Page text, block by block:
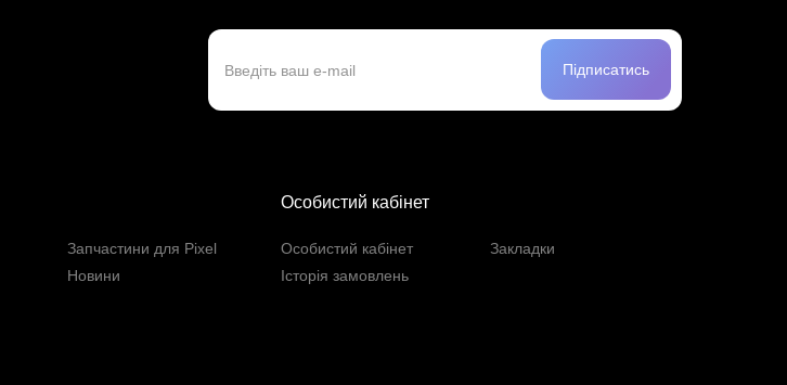
Підписатись
Запчастини для Pixel
Новини
Особистий кабінет
Особистий кабінет
Історія замовлень
Закладки